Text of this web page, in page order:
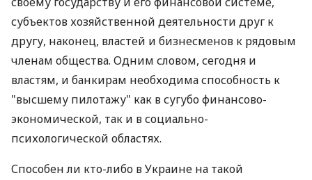
субъектов хозяйственной деятельности друг к
другу, наконец, властей и бизнесменов к рядовым
членам общества. Одним словом, сегодня и
властям, и банкирам необходима способность к
"высшему пилотажу" как в сугубо финансово-
экономической, так и в социально-
психологической областях.
Способен ли кто-либо в Украине на такой